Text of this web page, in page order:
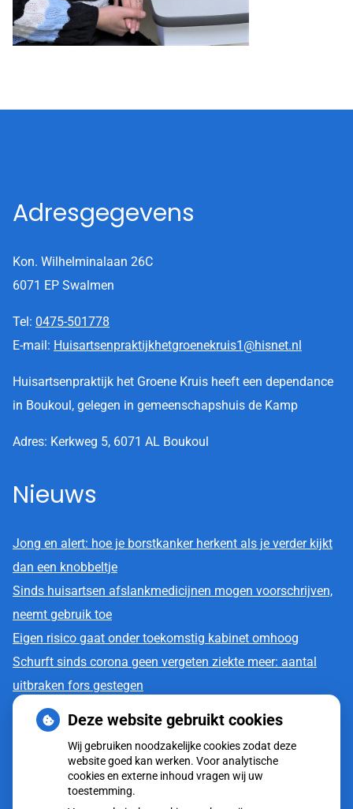
Adresgegevens
Kon. Wilhelminalaan 26C
6071 EP Swalmen
Tel: 0475-501778
E-mail: Huisartsenpraktijkhetgroenekruis1@hisnet.nl
Huisartsenpraktijk het Groene Kruis heeft een dependance
in Boukoul, gelegen in gemeenschapshuis de Kamp
Adres: Kerkweg 5, 6071 AL Boukoul
Nieuws
Jong en alert: hoe je borstkanker herkent als je verder kijkt
dan een knobbeltje
Sinds huisartsen afslankmedicijnen mogen voorschrijven,
neemt gebruik toe
Eigen risico gaat onder toekomstig kabinet omhoog
Schurft sinds corona geen vergeten ziekte meer: aantal
uitbraken fors gestegen
CZ vergoedt zorg van twee gespecialiseerde
revalidatieartsen niet meer
Deze website gebruikt cookies
Wij gebruiken noodzakelijke cookies zodat deze
website goed kan werken. Voor analytische
cookies en externe inhoud vragen wij uw
toestemming.